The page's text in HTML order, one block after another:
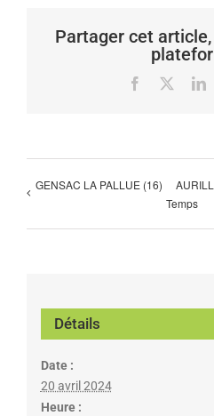
Partager cet
Facebook
GENSAC LA PALLUE (16)
Temps
Détails
Date :
20 avril 2024
Heure :